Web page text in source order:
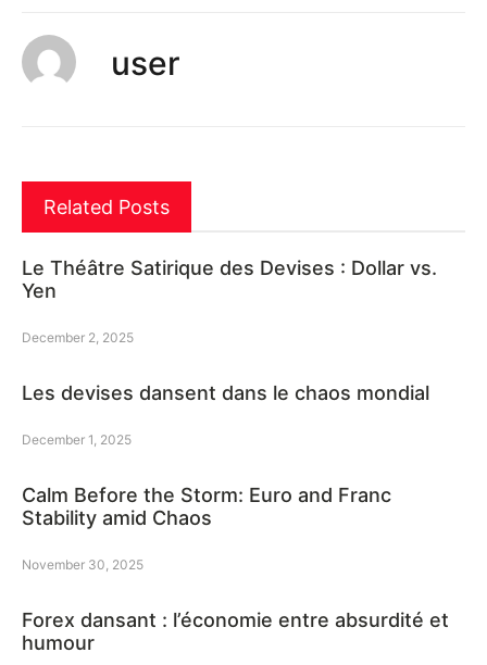
user
Related Posts
Le Théâtre Satirique des Devises : Dollar vs.
Yen
December 2, 2025
Les devises dansent dans le chaos mondial
December 1, 2025
Calm Before the Storm: Euro and Franc
Stability amid Chaos
November 30, 2025
Forex dansant : l’économie entre absurdité et
humour